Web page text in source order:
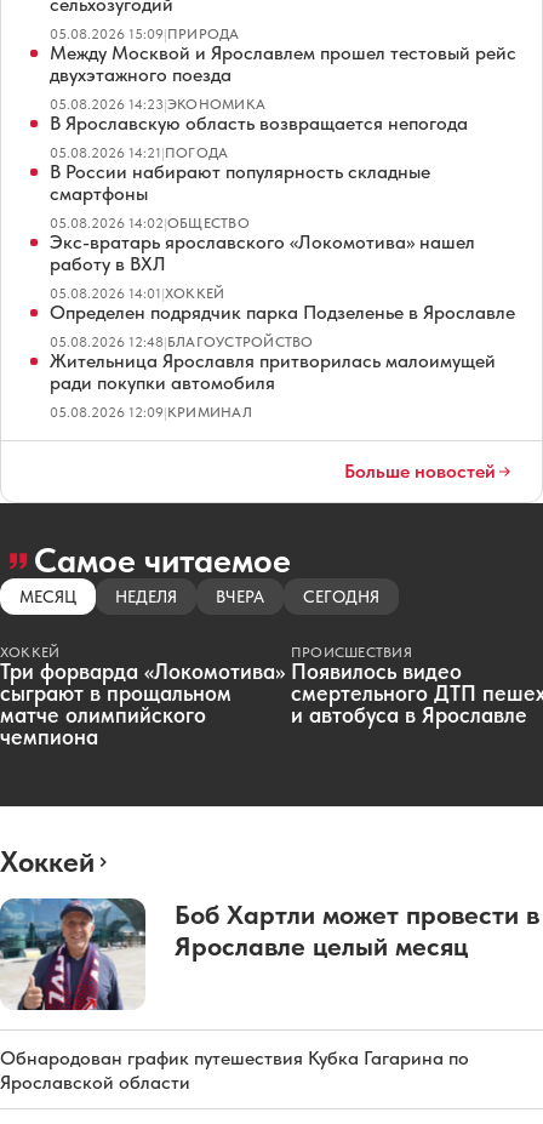
05.08.2026 15:09|ПРИРОДА
Между Москвой и Ярославлем прошел тестовый рейс
двухэтажного поезда
05.08.2026 14:23|ЭКОНОМИКА
В Ярославскую область возвращается непогода
05.08.2026 14:21|ПОГОДА
В России набирают популярность складные
смартфоны
05.08.2026 14:02|ОБЩЕСТВО
Экс-вратарь ярославского «Локомотива» нашел
работу в ВХЛ
05.08.2026 14:01|ХОККЕЙ
Определен подрядчик парка Подзеленье в Ярославле
05.08.2026 12:48|БЛАГОУСТРОЙСТВО
Жительница Ярославля притворилась малоимущей
ради покупки автомобиля
05.08.2026 12:09|КРИМИНАЛ
Больше новостей
Самое читаемое
МЕСЯЦ НЕДЕЛЯ ВЧЕРА СЕГОДНЯ
ХОККЕЙ
Три форварда «Локомотива»
сыграют в прощальном
матче олимпийского
чемпиона
ПРОИСШЕСТВИЯ
Появилось видео
смертельного ДТП
и автобуса в Ярославле
Хоккей
Боб Хартли может провести в
Ярославле целый месяц
Обнародован график путешествия Кубка Гагарина по
Ярославской области